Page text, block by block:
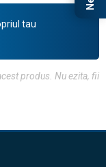
tau
produs. Nu ezita, fii